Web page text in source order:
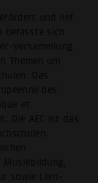
und lief
befasste sich
Versammlung
Themen um
Das
des
et
Die AEC ist das
sowie Lern-